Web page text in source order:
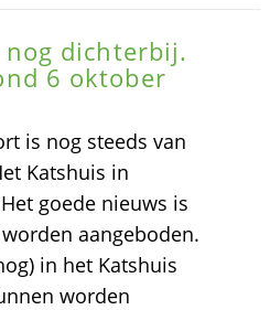
dichterbij.
6 oktober
is nog steeds van
Katshuis in
goede nieuws is
aangeboden.
in het Katshuis
worden